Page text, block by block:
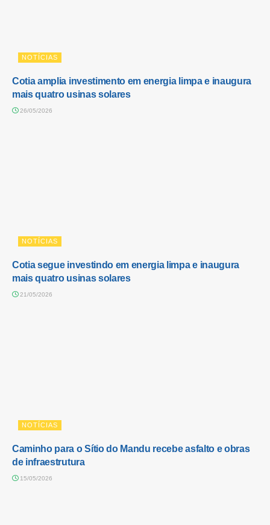
NOTÍCIAS
Cotia amplia investimento em energia limpa e inaugura
mais quatro usinas solares
26/05/2026
NOTÍCIAS
Cotia segue investindo em energia limpa e inaugura
mais quatro usinas solares
21/05/2026
NOTÍCIAS
Caminho para o Sítio do Mandu recebe asfalto e obras
de infraestrutura
15/05/2026